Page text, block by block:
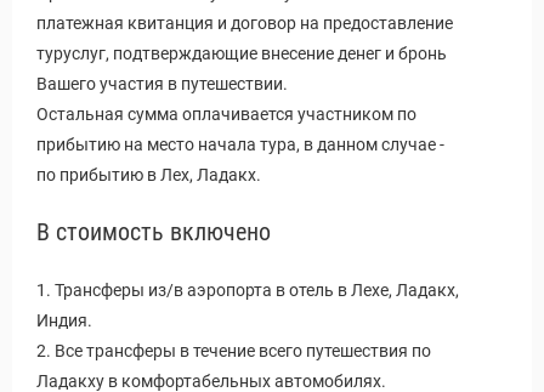
платежная квитанция и договор на предоставление
туруслуг, подтверждающие внесение денег и бронь
Вашего участия в путешествии.
Остальная сумма оплачивается участником по
прибытию на место начала тура, в данном случае -
по прибытию в Лех, Ладакх.
В стоимость включено
1. Трансферы из/в аэропорта в отель в Лехе, Ладакх,
Индия.
2. Все трансферы в течение всего путешествия по
Ладакху в комфортабельных автомобилях.